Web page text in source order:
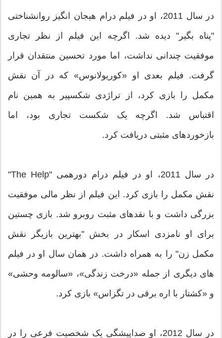
در سال 2011، او در فیلم درام هیجان انگیز روانشناختی
"پناه بگیر" دیده شد. اگرچه این فیلم از نظر تجاری
موفقیت چندانی نداشت، اما مورد تحسین منتقدان قرار
گرفت. فیلم بعدی او «کوریولانوس» که در آن نقش
مکمل را بازی کرد، از تراژدی شکسپیر به همین نام
اقتباس شد. اگرچه یک شکست تجاری بود، اما
بازخوردهای مثبتی دریافت کرد.
در سال 2011، او در فیلم درام دورهمی "The Help"
نقش مکمل را بازی کرد. این فیلم از نظر مالی موفقیت
بزرگی داشت و با نقدهای مثبت روبرو شد. بازی چستین
برای او نامزدی اسکار در بخش "بهترین بازیگر نقش
مکمل زن" را به همراه داشت. در همان سال او در فیلم
های دیگری از جمله «درخت زندگی»، «سالومه وحشی»
و «کشتار با اره برقی در تگزاس» بازی کرد.
در سال 2012، او صداپیشگی یک شخصیت فرعی را در